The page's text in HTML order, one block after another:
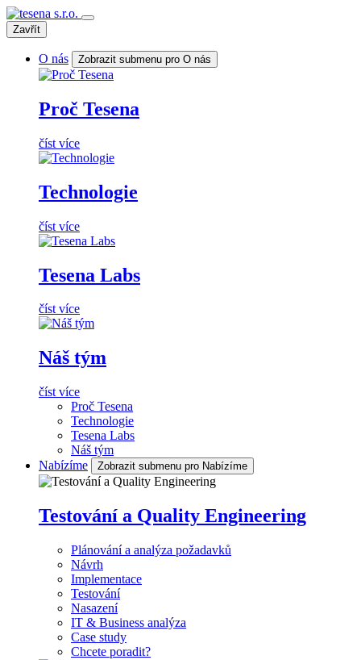
Zavřít
O nás Zobrazit submenu pro O nás
Proč Tesena
číst více
Technologie
číst více
Tesena Labs
číst více
Náš tým
číst více
Proč Tesena
Technologie
Tesena Labs
Náš tým
Nabízíme
Zobrazit submenu pro Nabízíme
Testování a Quality Engineering
Plánování a analýza požadavků
Návrh
Implementace
Testování
Nasazení
IT & Business analýza
Case study
Chcete poradit?